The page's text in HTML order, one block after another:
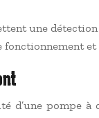
une
d’une pompe